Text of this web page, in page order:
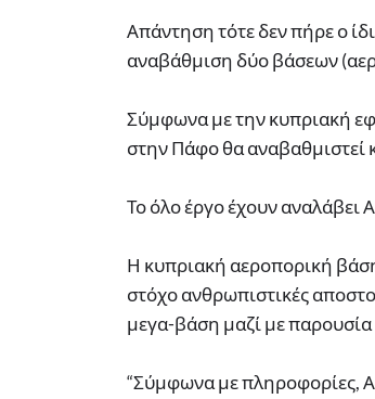
Απάντηση τότε δεν πήρε ο
αναβάθμιση δύο βάσεων
Σύμφωνα με την κυπριακή
στην Πάφο θα αναβαθμιστεί
Το όλο έργο έχουν αναλάβει
Η κυπριακή αεροπορική
στόχο ανθρωπιστικές
μεγα-βάση μαζί με
“Σύμφωνα με πληροφορίες,